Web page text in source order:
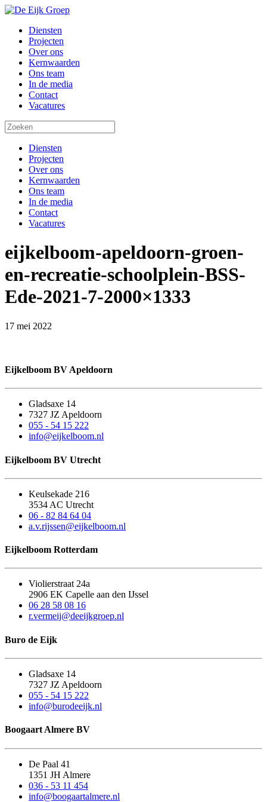
Diensten
Projecten
Over ons
Kernwaarden
Ons team
In de media
Contact
Vacatures
Diensten
Projecten
Over ons
Kernwaarden
Ons team
In de media
Contact
Vacatures
eijkelboom-apeldoorn-groen-
en-recreatie-schoolplein-BSS-
Ede-2021-7-2000×1333
17 mei 2022
Eijkelboom BV Apeldoorn
Gladsaxe 14
7327 JZ Apeldoorn
055 - 54 15 222
info@eijkelboom.nl
Eijkelboom BV Utrecht
Keulsekade 216
3534 AC Utrecht
06 - 82 84 64 04
a.v.rijssen@eijkelboom.nl
Eijkelboom Rotterdam
Violierstraat 24a
2906 EK Capelle aan den IJssel
06 28 58 08 16
r.vermeij@deeijkgroep.nl
Buro de Eijk
Gladsaxe 14
7327 JZ Apeldoorn
055 - 54 15 222
info@burodeeijk.nl
Boogaart Almere BV
De Paal 41
1351 JH Almere
036 - 53 11 454
info@boogaartalmere.nl